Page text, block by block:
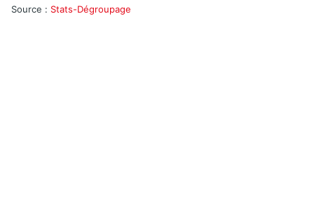
Source : Stats-Dégroupage